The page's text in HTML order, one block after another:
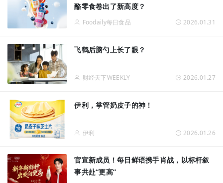
酪零食卷出了新高度？
Foodaily每日食品 2026.01.31
飞鹤后脑勺上长了眼？
财经天下WEEKLY 2026.01.27
伊利，掌管奶皮子的神！
伊利 2026.01.26
官宣新成员！每日鲜语携手肖战，以标杆叙
事共赴“更高”